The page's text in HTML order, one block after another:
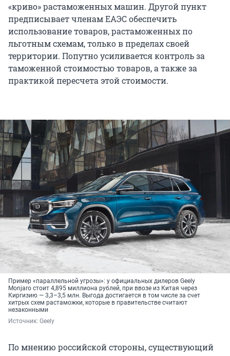
«криво» растаможенных машин. Другой пункт
предписывает членам ЕАЭС обеспечить
использование товаров, растаможенных по
льготным схемам, только в пределах своей
территории. Попутно усиливается контроль за
таможенной стоимостью товаров, а также за
практикой пересчета этой стоимости.
Пример «параллельной угрозы»: у официальных дилеров Geely
Monjaro стоит 4,895 миллиона рублей, при ввозе из Китая через
Киргизию — 3,3–3,5 млн. Выгода достигается в том числе за счет
хитрых схем растаможки, которые в правительстве считают
незаконными
Источник: Geely
По мнению российской стороны, существующий